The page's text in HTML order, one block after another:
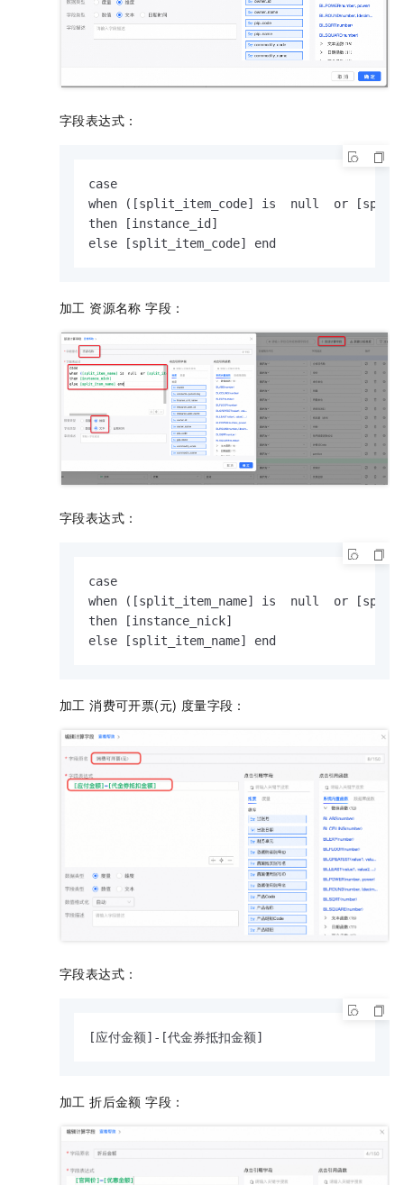
字段表达式：
case
when ([split_item_code] is  null  or
then [instance_id]
else [split_item_code] end
加工 资源名称 字段：
字段表达式：
case
when ([split_item_name] is  null  or
then [instance_nick]
else [split_item_name] end
加工 消费可开票(元) 度量字段：
字段表达式：
[应付金额]-[代金券抵扣金额]
加工 折后金额 字段：